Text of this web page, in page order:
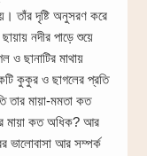
তাঁর দৃষ্টি অনুসরণ করে
নদীর পাড়ে শুয়ে
ও ছানাটির মাথায়
কুকুর ও ছাগলের প্রতি
তার মায়া-মমতা কত
মায়া কত অধিক? আর
ভালোবাসা আর সম্পর্ক